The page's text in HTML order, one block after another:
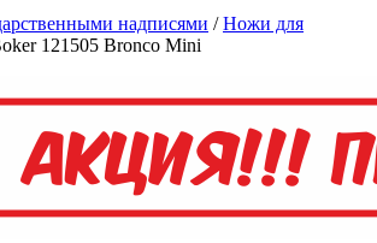
надписями /Ножи для
121505 Bronco Mini